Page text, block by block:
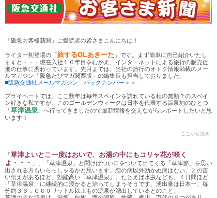
「阪急お客様新聞」ご愛読者の皆さまこんにちは！
ライター初登場の「旅するOLあきーた 」です。まず簡単に自己紹介いたし
ますと・・・現在入社１０年目をむかえ、インターネットによる旅行の販売促
進の仕事に携わっています。先月までは、当社の旅行のオトク情報満載のメー
ルマガジン「阪急たびマガ関西版」の編集長も担当しておりました。
■阪急交通社メールマガジン バックナンバー＞＞
プライベートでは、ここ数年は毎年スペインを訪れている程の無類？のスペイ
ン好きな私ですが、このゴールデンウィークは日本を代表する温泉地のひとつ
「草津温泉 」へ行ってきましたので最新情報を交えながらレポートしたいと思
います！
「草津よいとこ一度はおいで、お湯の中にもコリャ花が咲く
よ・・・
」、「草津温泉」と聞けばつい口をついて出てくる「草津節」を思い
出される方もいらっしゃるかと思います。恋の病以外効かぬ病はない、との言
い伝えがあるほど、効能高い「草津温泉」。たとえば水虫なども、４日間ほど
「草津温泉」に継続的に浸かると治ってしまうそうです。湧出量は日本一、毎
分約３６，０００リットル以上もの源泉が湧出しているとのこと。